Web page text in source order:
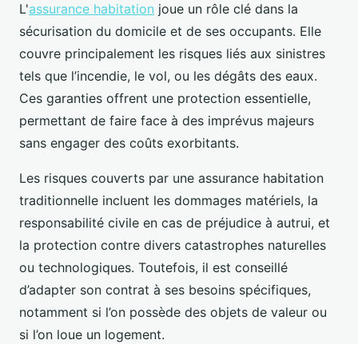
L'assurance habitation joue un rôle clé dans la
sécurisation du domicile et de ses occupants. Elle
couvre principalement les risques liés aux sinistres
tels que l’incendie, le vol, ou les dégâts des eaux.
Ces garanties offrent une protection essentielle,
permettant de faire face à des imprévus majeurs
sans engager des coûts exorbitants.
Les risques couverts par une assurance habitation
traditionnelle incluent les dommages matériels, la
responsabilité civile en cas de préjudice à autrui, et
la protection contre divers catastrophes naturelles
ou technologiques. Toutefois, il est conseillé
d’adapter son contrat à ses besoins spécifiques,
notamment si l’on possède des objets de valeur ou
si l’on loue un logement.